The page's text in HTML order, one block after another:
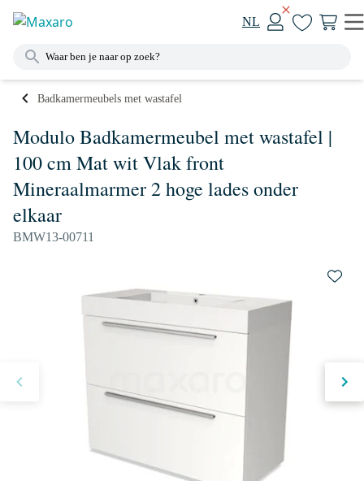
NL
Badkamermeubels met wastafel
Modulo Badkamermeubel met wastafel |
100 cm Mat wit Vlak front
Mineraalmarmer 2 hoge lades onder
elkaar
BMW13-00711